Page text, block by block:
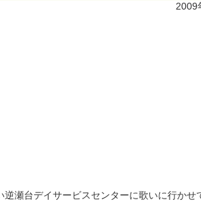
2009
瀬台デイサービスセンターに歌いに行かせ